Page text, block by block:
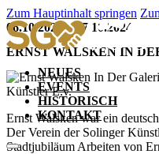
Zum Hauptinhalt springen
NEUES
EVENTS
HISTORISCH
KONTAKT
06.10.2024 – 27.10.2024
ERNST WALSKEN IN
Ernst Walsken war ein
Der Verein der Solinger
Stadtjubiläum Arbeiten von